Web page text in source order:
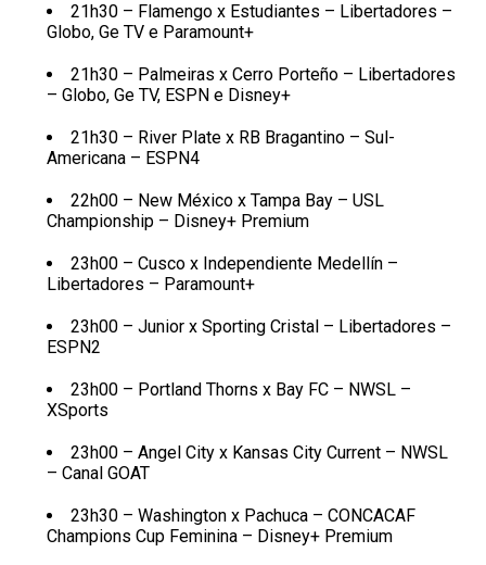
21h30 – Flamengo x Estudiantes – Libertadores –
Globo, Ge TV e Paramount+
21h30 – Palmeiras x Cerro Porteño – Libertadores
– Globo, Ge TV, ESPN e Disney+
21h30 – River Plate x RB Bragantino – Sul-
Americana – ESPN4
22h00 – New México x Tampa Bay – USL
Championship – Disney+ Premium
23h00 – Cusco x Independiente Medellín –
Libertadores – Paramount+
23h00 – Junior x Sporting Cristal – Libertadores –
ESPN2
23h00 – Portland Thorns x Bay FC – NWSL –
XSports
23h00 – Angel City x Kansas City Current – NWSL
– Canal GOAT
23h30 – Washington x Pachuca – CONCACAF
Champions Cup Feminina – Disney+ Premium